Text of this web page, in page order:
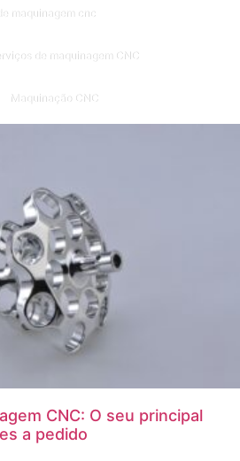
maquinagem cnc
de maquinagem CNC
Maquinação CNC
CNC: O seu principal
a pedido